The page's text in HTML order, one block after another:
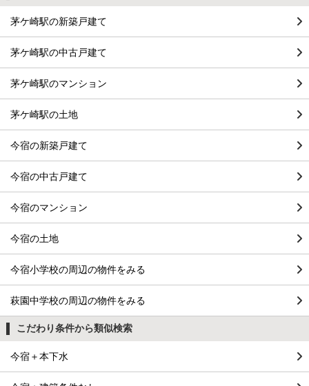
茅ケ崎駅の新築戸建て
茅ケ崎駅の中古戸建て
茅ケ崎駅のマンション
茅ケ崎駅の土地
今宿の新築戸建て
今宿の中古戸建て
今宿のマンション
今宿の土地
今宿小学校の周辺の物件をみる
萩園中学校の周辺の物件をみる
こだわり条件から類似検索
今宿＋本下水